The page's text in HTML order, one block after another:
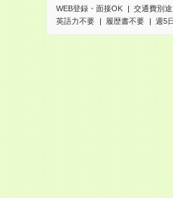
WEB登録・面接OK
交通費別
英語力不要
履歴書不要 週5